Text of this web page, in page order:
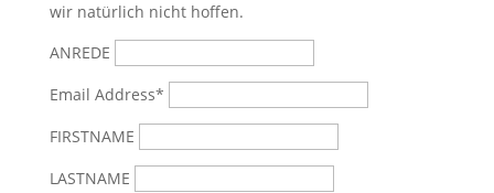
wir natürlich nicht hoffen.
ANREDE
Email Address*
FIRSTNAME
LASTNAME